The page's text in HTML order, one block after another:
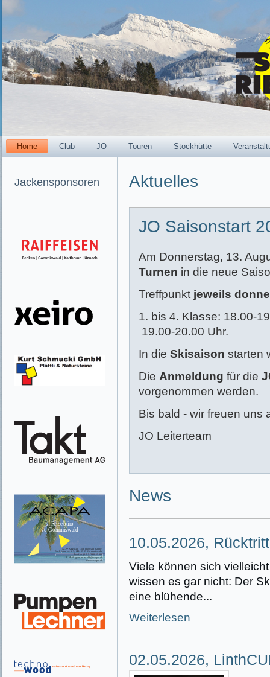
Home Club JO Touren Stockhütte
Jackensponsoren Aktuelles
JO Saisonstart
Am Donnerstag, 13.
Turnen in die neue
Treffpunkt jeweils
1. bis 4. Klasse: 18.00-
19.00-20.00 Uhr.
In die Skisaison starten
Die Anmeldung für die
vorgenommen werden.
Bis bald - wir freuen uns
JO Leiterteam
News
10.05.2026,
Viele können sich
wissen es gar nicht: Der
eine blühende...
Weiterlesen
02.05.2026,